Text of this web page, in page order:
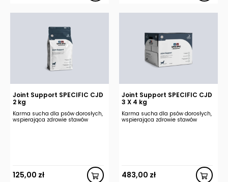
Joint Support SPECIFIC CJD
2 kg
Karma sucha dla psów dorosłych,
wspierająca zdrowie stawów
125,00 zł
Joint Support SPECIFIC CJD
3 X 4 kg
Karma sucha dla psów dorosłych,
wspierająca zdrowie stawów
483,00 zł